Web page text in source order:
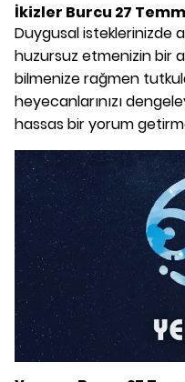
İkizler Burcu 27
Duygusal isteklerinizde
huzursuz etmenizin bir
bilmenize rağmen
heyecanlarınızı
hassas bir yorum